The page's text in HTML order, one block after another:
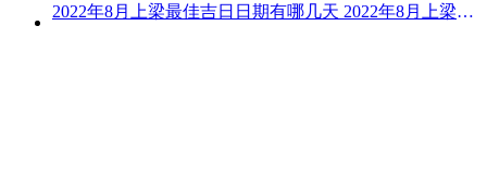
2022年8月上梁最佳吉日日期有哪几天 2022年8月上梁的黄道吉日